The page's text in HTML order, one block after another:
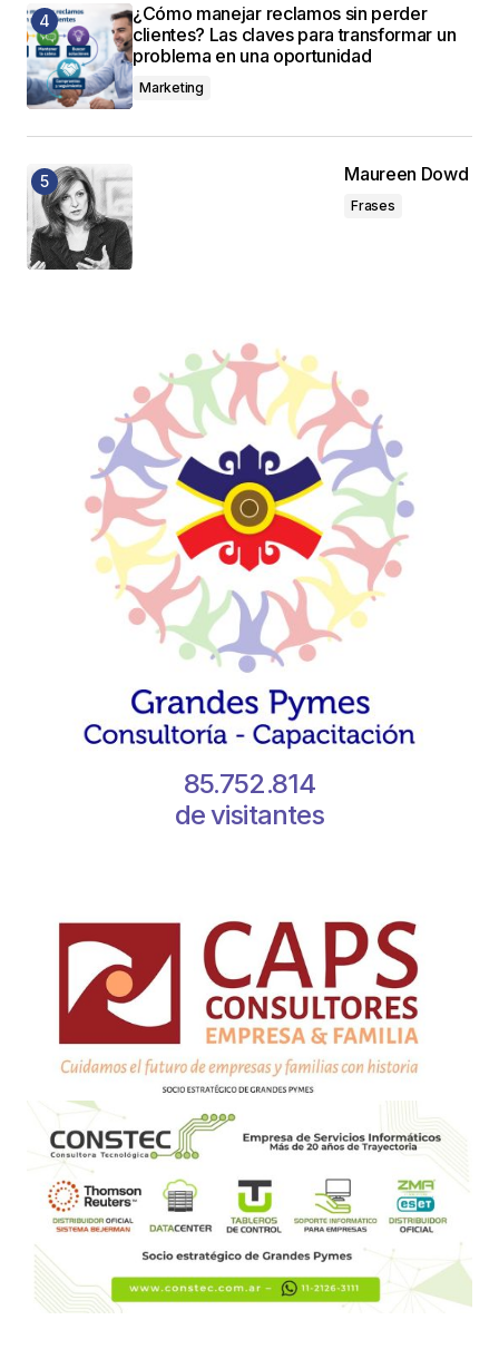
¿Cómo manejar reclamos sin perder
clientes? Las claves para transformar un
problema en una oportunidad
Marketing
Maureen Dowd
Frases
85.752.814
de visitantes